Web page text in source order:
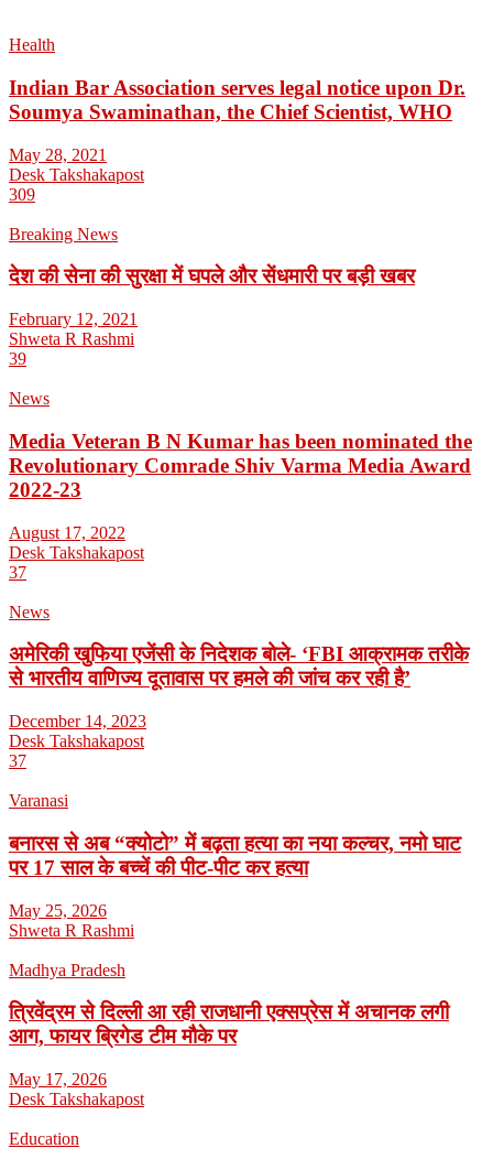
Health
Indian Bar Association serves legal notice upon Dr.
Soumya Swaminathan, the Chief Scientist, WHO
May 28, 2021
Desk Takshakapost
309
Breaking News
देश की सेना की सुरक्षा में घपले और सेंधमारी पर बड़ी खबर
February 12, 2021
Shweta R Rashmi
39
News
Media Veteran B N Kumar has been nominated the
Revolutionary Comrade Shiv Varma Media Award
2022-23
August 17, 2022
Desk Takshakapost
37
News
अमेरिकी खुफिया एजेंसी के निदेशक बोले- ‘FBI आक्रामक तरीके
से भारतीय वाणिज्य दूतावास पर हमले की जांच कर रही है’
December 14, 2023
Desk Takshakapost
37
Varanasi
बनारस से अब “क्योटो” में बढ़ता हत्या का नया कल्चर, नमो घाट
पर 17 साल के बच्चें की पीट-पीट कर हत्या
May 25, 2026
Shweta R Rashmi
Madhya Pradesh
त्रिवेंद्रम से दिल्ली आ रही राजधानी एक्सप्रेस में अचानक लगी
आग, फायर ब्रिगेड टीम मौके पर
May 17, 2026
Desk Takshakapost
Education